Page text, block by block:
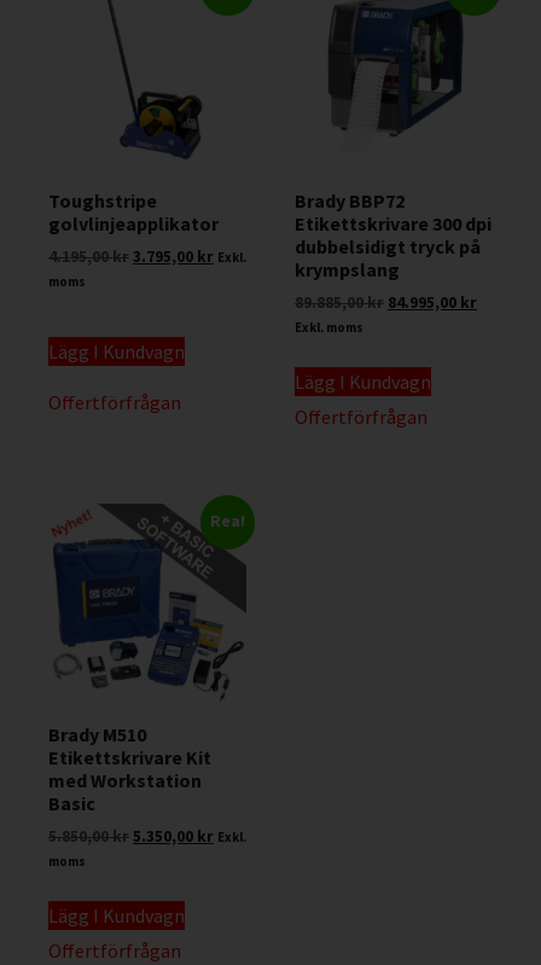
Toughstripe
golvlinjeapplikator
4.195,00kr3.795,00 kr Exkl.
moms
Lägg I Kundvagn
Offertförfrågan
Brady BBP72
Etikettskrivare 300 dpi
dubbelsidigt tryck på
krympslang
89.885,00kr 84.995,00 kr
Exkl. moms
Lägg I Kundvagn
Offertförfrågan
Rea!
Brady M510
Etikettskrivare Kit
med Workstation
Basic
5.850,00kr5.350,00 kr Exkl.
moms
Lägg I Kundvagn
Offertförfrågan